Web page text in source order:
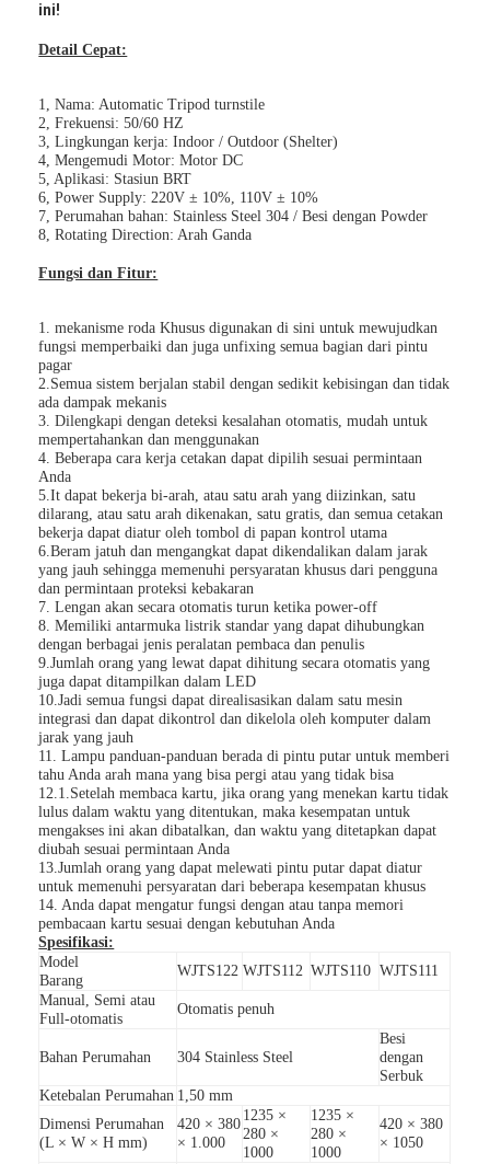
Rumah
Produk
video
Tentang Kami
Tur Pabrik
Kontrol Kualitas
Berita
Kasus-kasus
bicara sekarang
Otomatis Barrier Gate
ini!
Detail Cepat:
1, Nama: Automatic Tripod turnstile
2, Frekuensi: 50/60 HZ
3, Lingkungan kerja: Indoor / Outdoor (Shelter)
4, Mengemudi Motor: Motor DC
5, Aplikasi: Stasiun BRT
6, Power Supply: 220V ± 10%, 110V ± 10%
7, Perumahan bahan: Stainless Steel 304 / Besi dengan Powder
8, Rotating Direction: Arah Ganda
Fungsi dan Fitur:
1. mekanisme roda Khusus digunakan di sini untuk mewujudkan
fungsi memperbaiki dan juga unfixing semua bagian dari pintu
pagar
2.Semua sistem berjalan stabil dengan sedikit kebisingan dan tidak
ada dampak mekanis
3. Dilengkapi dengan deteksi kesalahan otomatis, mudah untuk
mempertahankan dan menggunakan
4. Beberapa cara kerja cetakan dapat dipilih sesuai permintaan
Anda
5.It dapat bekerja bi-arah, atau satu arah yang diizinkan, satu
dilarang, atau satu arah dikenakan, satu gratis, dan semua cetakan
bekerja dapat diatur oleh tombol di papan kontrol utama
6.Beram jatuh dan mengangkat dapat dikendalikan dalam jarak
yang jauh sehingga memenuhi persyaratan khusus dari pengguna
dan permintaan proteksi kebakaran
7. Lengan akan secara otomatis turun ketika power-off
8. Memiliki antarmuka listrik standar yang dapat dihubungkan
dengan berbagai jenis peralatan pembaca dan penulis
9.Jumlah orang yang lewat dapat dihitung secara otomatis yang
juga dapat ditampilkan dalam LED
10.Jadi semua fungsi dapat direalisasikan dalam satu mesin
integrasi dan dapat dikontrol dan dikelola oleh komputer dalam
jarak yang jauh
11. Lampu panduan-panduan berada di pintu putar untuk memberi
tahu Anda arah mana yang bisa pergi atau yang tidak bisa
12.1.Setelah membaca kartu, jika orang yang menekan kartu tidak
lulus dalam waktu yang ditentukan, maka kesempatan untuk
mengakses ini akan dibatalkan, dan waktu yang ditetapkan dapat
diubah sesuai permintaan Anda
13.Jumlah orang yang dapat melewati pintu putar dapat diatur
untuk memenuhi persyaratan dari beberapa kesempatan khusus
14. Anda dapat mengatur fungsi dengan atau tanpa memori
pembacaan kartu sesuai dengan kebutuhan Anda
Spesifikasi:
Model
Barang
WJTS122 WJTS112 WJTS110 WJTS111
Manual, Semi atau
Full-otomatis
Otomatis penuh
Bahan Perumahan 304 Stainless Steel
Besi
dengan
Serbuk
Ketebalan Perumahan 1,50 mm
Dimensi Perumahan
(L × W × H mm)
420 × 380
× 1.000
1235 ×
280 ×
1000
1235 ×
280 ×
1000
420 × 380
× 1050